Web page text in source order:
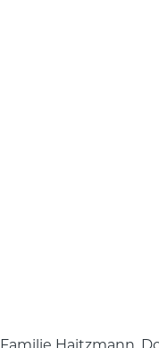
Haitzmann,